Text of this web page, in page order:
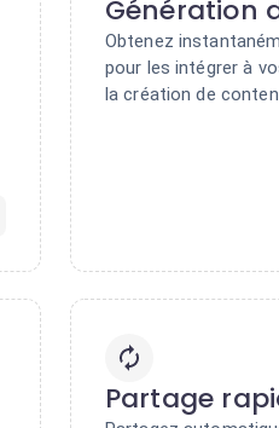
Génération
Obtenez
pour les intégrer à
la création de
Partage